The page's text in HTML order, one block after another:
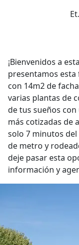
¡Bienvenidos a
presentamos
con 14m2 de
varias plantas de
de tus sueños
más cotizadas de
solo 7 minutos del
de metro y
deje pasar esta
información y